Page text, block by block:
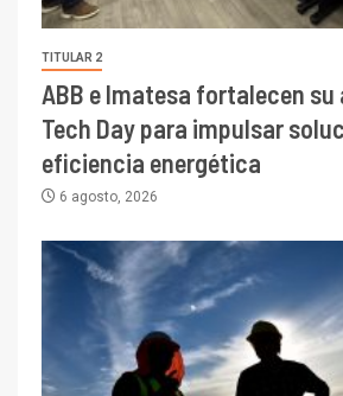
TITULAR 2
ABB e Imatesa fortalecen
Tech Day para impulsar
eficiencia energética
6 agosto, 2026